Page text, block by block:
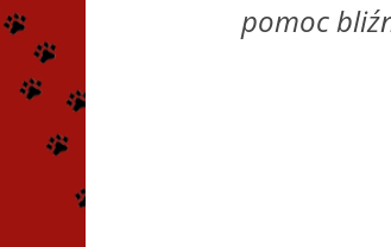
pomoc